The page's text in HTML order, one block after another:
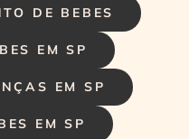
DE BEBES
EM SP
EM SP
EM SP